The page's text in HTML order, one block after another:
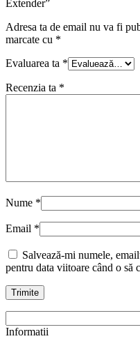
Extender”
Adresa ta de email nu va fi
marcate cu *
Evaluarea ta *
Recenzia ta *
Nume *
Email *
Salvează-mi numele,
pentru data viitoare când o să
Informatii